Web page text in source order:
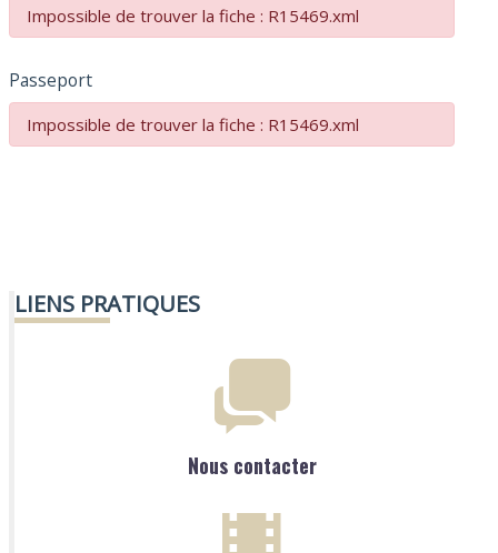
Impossible de trouver la fiche : R15469.xml
Passeport
Impossible de trouver la fiche : R15469.xml
LIENS PRATIQUES
Nous contacter